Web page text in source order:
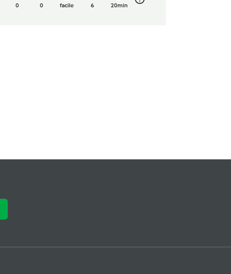
0 0 facile 6 20min